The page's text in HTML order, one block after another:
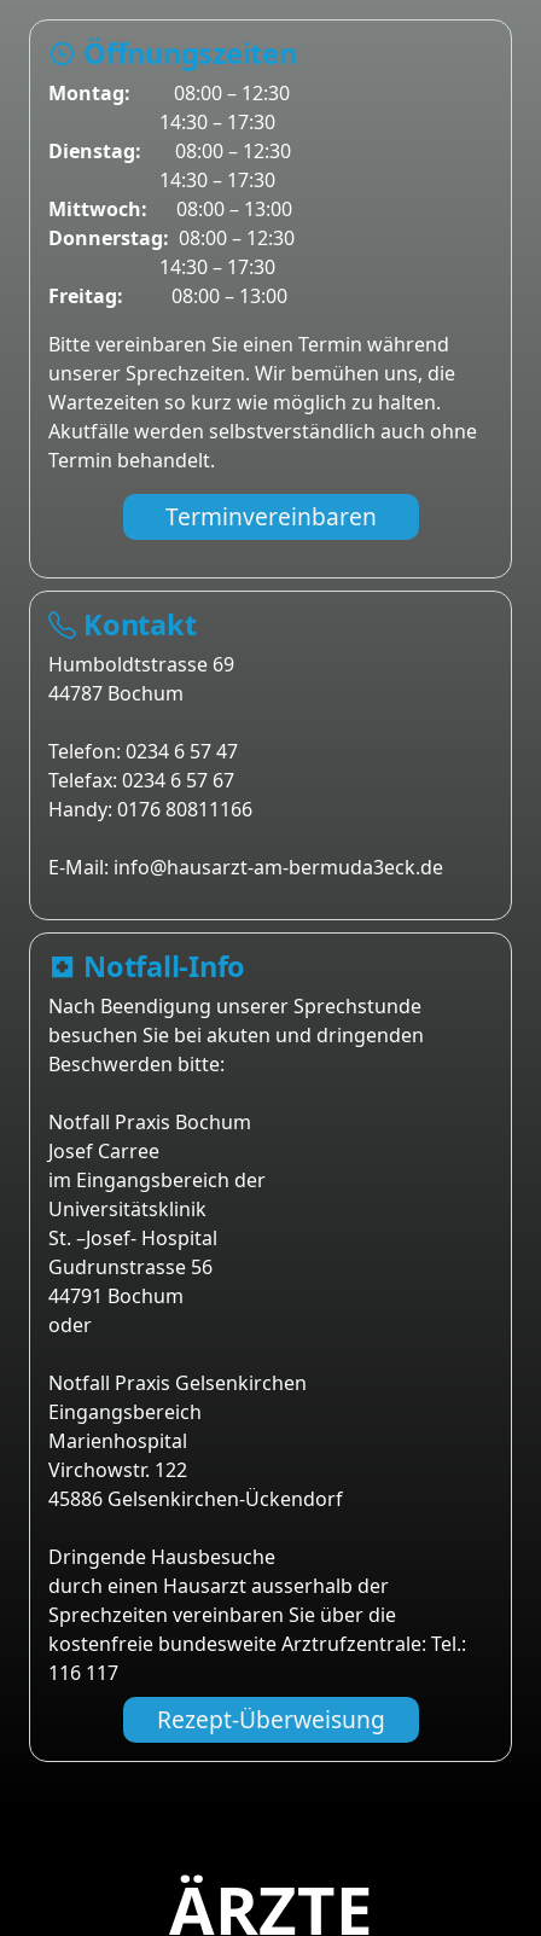
Öffnungszeiten
Montag: 08:00 – 12:30
14:30 – 17:30
Dienstag: 08:00 – 12:30
14:30 – 17:30
Mittwoch: 08:00 – 13:00
Donnerstag: 08:00 – 12:30
14:30 – 17:30
Freitag: 08:00 – 13:00
Bitte vereinbaren Sie einen Termin während
unserer Sprechzeiten. Wir bemühen uns, die
Wartezeiten so kurz wie möglich zu halten.
Akutfälle werden selbstverständlich auch ohne
Termin behandelt.
Terminvereinbaren
Kontakt
Humboldtstrasse 69
44787 Bochum
Telefon: 0234 6 57 47
Telefax: 0234 6 57 67
Handy: 0176 80811166
E-Mail: info@hausarzt-am-bermuda3eck.de
Notfall-Info
Nach Beendigung unserer Sprechstunde
besuchen Sie bei akuten und dringenden
Beschwerden bitte:
Notfall Praxis Bochum
Josef Carree
im Eingangsbereich der
Universitätsklinik
St. –Josef- Hospital
Gudrunstrasse 56
44791 Bochum
oder
Notfall Praxis Gelsenkirchen
Eingangsbereich
Marienhospital
Virchowstr. 122
45886 Gelsenkirchen-Ückendorf
Dringende Hausbesuche
durch einen Hausarzt ausserhalb der
Sprechzeiten vereinbaren Sie über die
kostenfreie bundesweite Arztrufzentrale: Tel.:
116 117
Rezept-Überweisung
ÄRZTE